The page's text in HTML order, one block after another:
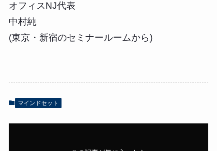
オフィスNJ代表
中村純
(東京・新宿のセミナールームから)
マインドセット